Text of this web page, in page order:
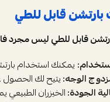
بارتشن قابل للطي
قابل للطي ليس مجرد
يمكنك استخدام
الوجه:يتيح لك
الجودة:الخيزران